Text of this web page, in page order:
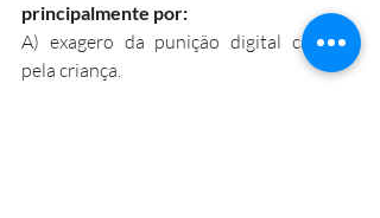
principalmente por:
A) exagero da punição digital causada
pela criança.